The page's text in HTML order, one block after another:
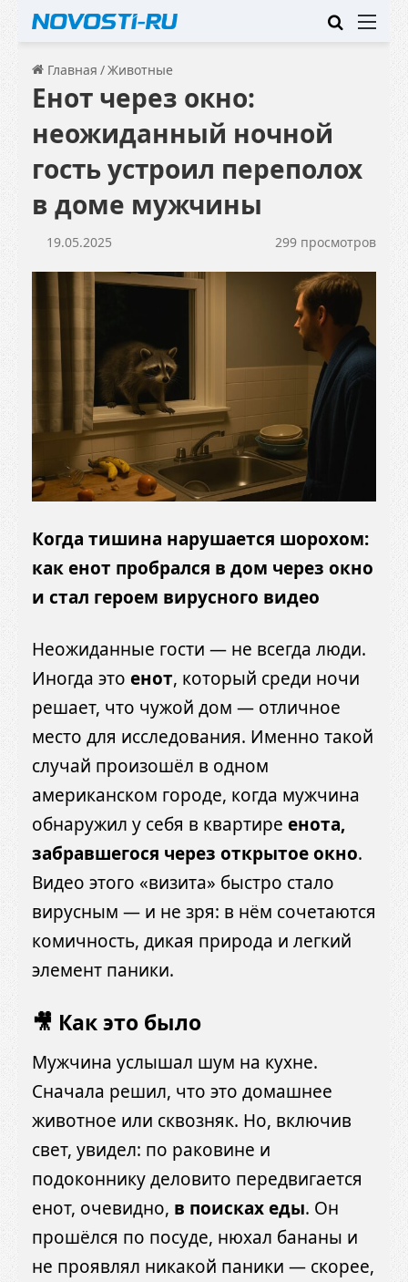
Искать
Главная /Животные
Енот через окно:
неожиданный ночной
гость устроил переполох
в доме мужчины
19.05.2025 299 просмотров
Когда тишина нарушается шорохом:
как енот пробрался в дом через окно
и стал героем вирусного видео
Неожиданные гости — не всегда люди.
Иногда это енот, который среди ночи
решает, что чужой дом — отличное
место для исследования. Именно такой
случай произошёл в одном
американском городе, когда мужчина
обнаружил у себя в квартире енота,
забравшегося через открытое окно.
Видео этого «визита» быстро стало
вирусным — и не зря: в нём сочетаются
комичность, дикая природа и легкий
элемент паники.
🎥 Как это было
Мужчина услышал шум на кухне.
Сначала решил, что это домашнее
животное или сквозняк. Но, включив
свет, увидел: по раковине и
подоконнику деловито передвигается
енот, очевидно, в поисках еды. Он
прошёлся по посуде, нюхал бананы и
не проявлял никакой паники — скорее,